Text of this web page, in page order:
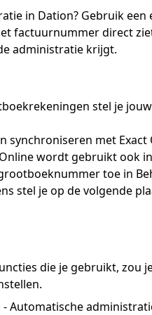
in Dation? Gebruik
factuurnummer direct
administratie krijgt.
stel je
synchroniseren met
wordt gebruikt ook
toe in
stel je op de volgende
die je gebruikt, zou
Automatische